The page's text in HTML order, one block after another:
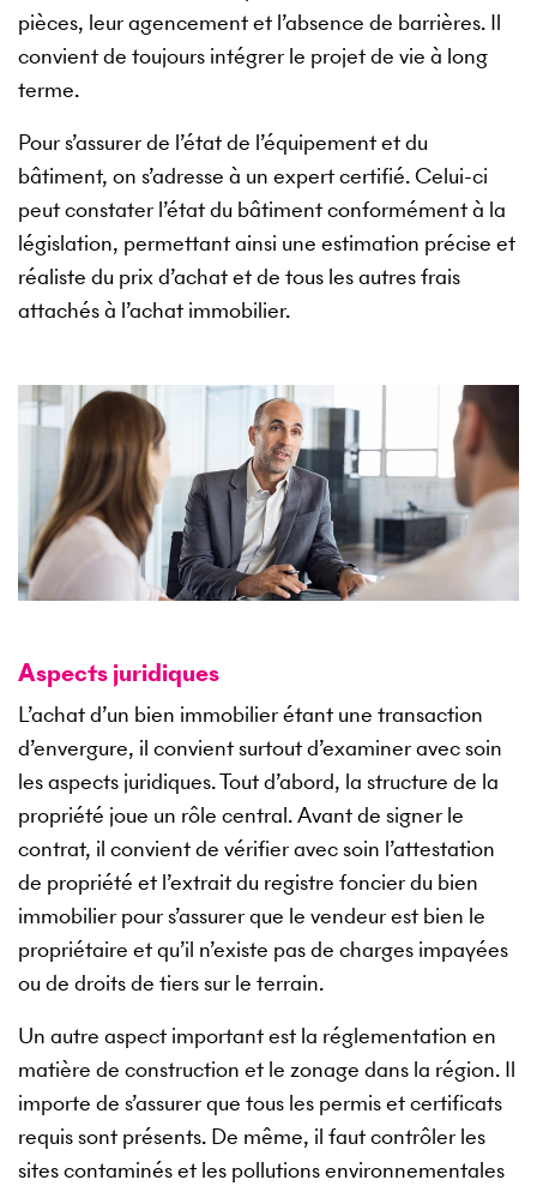
pièces, leur agencement et l’absence de barrières. Il
convient de toujours intégrer le projet de vie à long
terme.
Pour s’assurer de l’état de l’équipement et du
bâtiment, on s’adresse à un expert certifié. Celui-ci
peut constater l’état du bâtiment conformément à la
législation, permettant ainsi une estimation précise et
réaliste du prix d’achat et de tous les autres frais
attachés à l’achat immobilier.
Aspects juridiques
L’achat d’un bien immobilier étant une transaction
d’envergure, il convient surtout d’examiner avec soin
les aspects juridiques. Tout d’abord, la structure de la
propriété joue un rôle central. Avant de signer le
contrat, il convient de vérifier avec soin l’attestation
de propriété et l’extrait du registre foncier du bien
immobilier pour s’assurer que le vendeur est bien le
propriétaire et qu’il n’existe pas de charges impayées
ou de droits de tiers sur le terrain.
Un autre aspect important est la réglementation en
matière de construction et le zonage dans la région. Il
importe de s’assurer que tous les permis et certificats
requis sont présents. De même, il faut contrôler les
sites contaminés et les pollutions environnementales